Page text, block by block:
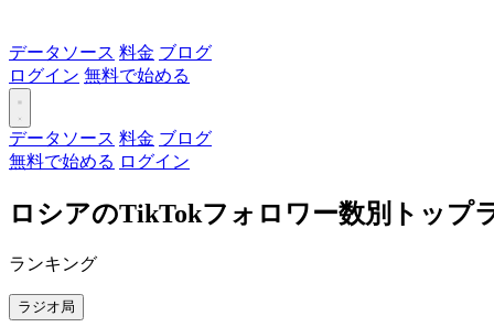
データソース 料金 ブログ
ログイン 無料で始める
データソース 料金 ブログ
無料で始める ログイン
ロシアのTikTokフォロワー数別トップ
ランキング
ラジオ局